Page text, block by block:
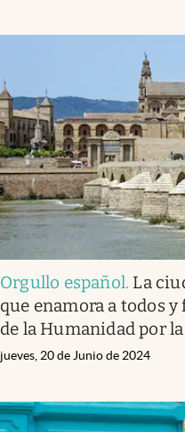
Orgullo español. La
que enamora a todos
de la Humanidad por
jueves, 20 de Junio de 2024